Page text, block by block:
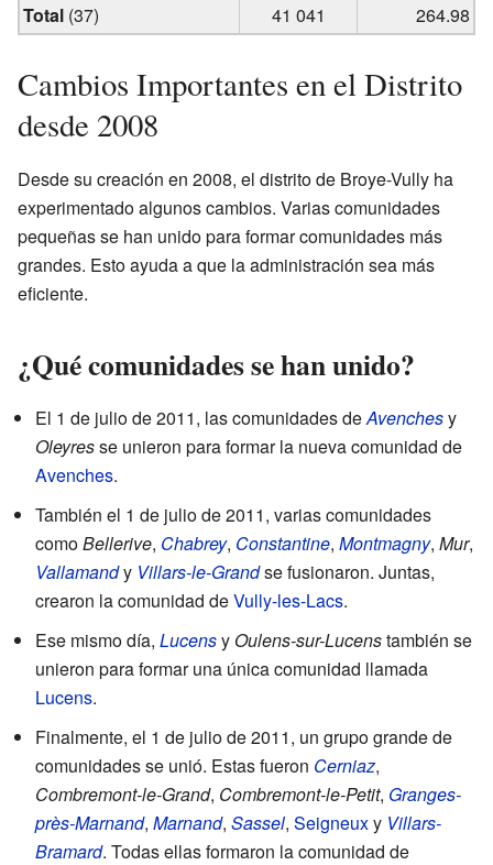
Total (37) 41 041 264.98
Cambios Importantes en el Distrito
desde 2008
Desde su creación en 2008, el distrito de Broye-Vully ha
experimentado algunos cambios. Varias comunidades
pequeñas se han unido para formar comunidades más
grandes. Esto ayuda a que la administración sea más
eficiente.
¿Qué comunidades se han unido?
El 1 de julio de 2011, las comunidades deAvenchesy
Oleyresse unieron para formar la nueva comunidad de
Avenches.
También el 1 de julio de 2011, varias comunidades
comoBellerive, Chabrey, Constantine, Montmagny, Mur,
Vallamandy Villars-le-Grandse fusionaron. Juntas,
crearon la comunidad deVully-les-Lacs.
Ese mismo día, Lucensy Oulens-sur-Lucenstambién se
unieron para formar una única comunidad llamada
Lucens.
Finalmente, el 1 de julio de 2011, un grupo grande de
comunidades se unió. Estas fueron Cerniaz,
Combremont-le-Grand, Combremont-le-Petit, Granges-
près-Marnand, Marnand, Sassel, Seigneuxy Villars-
Bramard. Todas ellas formaron la comunidad de